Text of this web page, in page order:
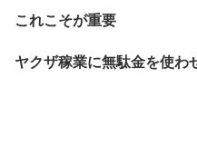
これこそが重要
ヤクザ稼業に無駄金を使わ